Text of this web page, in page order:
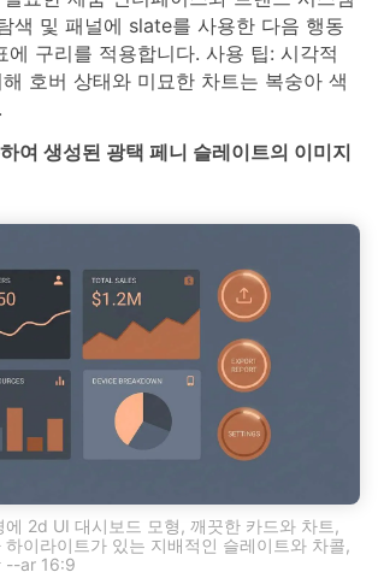
색 및 패널에 slate를 사용한 다음 행동
에 구리를 적용합니다. 사용 팁: 시각적
호버 상태와 미묘한 차트는 복숭아 색
여 생성된 광택 페니 슬레이트의 이미지
에 2d UI 대시보드 모형, 깨끗한 카드와 차트,
이라이트가 있는 지배적인 슬레이트와 차콜,
--ar 16:9